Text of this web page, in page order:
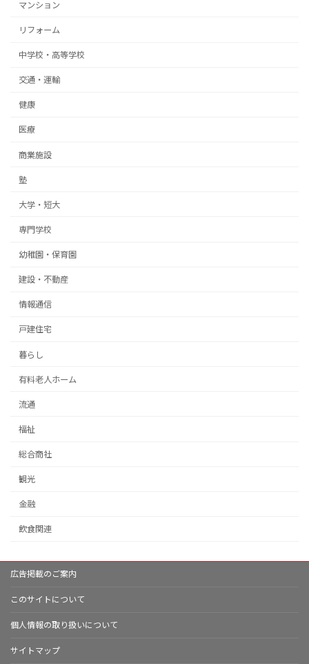
マンション
リフォーム
中学校・高等学校
交通・運輸
健康
医療
商業施設
塾
大学・短大
専門学校
幼稚園・保育園
建設・不動産
情報通信
戸建住宅
暮らし
有料老人ホーム
流通
福祉
総合商社
観光
金融
飲食関連
広告掲載のご案内
このサイトについて
個人情報の取り扱いについて
サイトマップ